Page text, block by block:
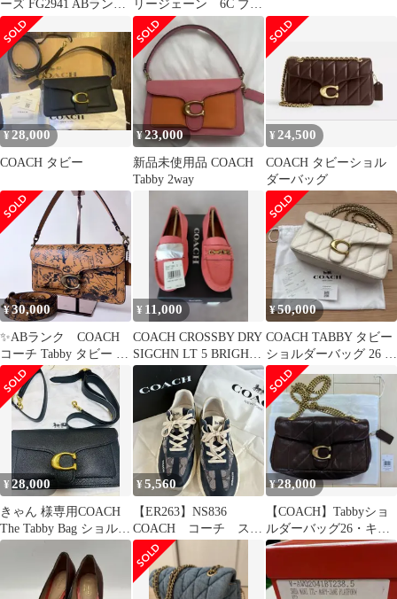
ーズ FG2941 ABランク
24
リージェーン 6C ブラ
ック 23cmD（正規品）
¥28,000
COACH タビー
¥23,000
新品未使用品 COACH
Tabby 2way
¥ 24,500
COACH タビーショル
ダーバッグ
¥30,000
✨ABランク COACH
コーチ Tabby タビー グ
ラフィティ 2way ショ
ルダーバッグ ハンドバ
ッグレザー ccq57
「103EL」
¥ 11,000
COACH CROSSBY DRY
SIGCHN LT 5 BRIGHT
COR
¥50,000
COACH TABBY タビー
ショルダーバッグ 26 キ
ルティング ホワイト
¥28,000
きゃん 様専用COACH
The Tabby Bag ショルダ
ーバッグ ブラック
¥5,560
【ER263】NS836
COACH コーチ スニ
ーカー CI087
265163758
¥28,000
【COACH】Tabbyショ
ルダーバッグ26・キル
ティング